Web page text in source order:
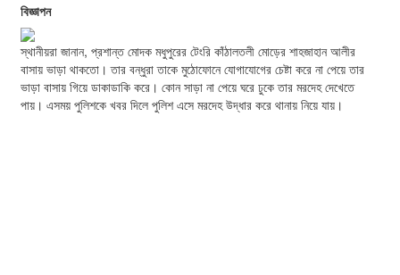
বিজ্ঞাপন
স্থানীয়রা জানান, প্রশান্ত মোদক মধুপুরের টেংরি কাঁঠালতলী মোড়ের শাহজাহান আলীর
বাসায় ভাড়া থাকতো। তার বন্ধুরা তাকে মুঠোফোনে যোগাযোগের চেষ্টা করে না পেয়ে তার
ভাড়া বাসায় গিয়ে ডাকাডাকি করে। কোন সাড়া না পেয়ে ঘরে ঢুকে তার মরদেহ দেখেতে
পায়। এসময় পুলিশকে খবর দিলে পুলিশ এসে মরদেহ উদ্ধার করে থানায় নিয়ে যায়।